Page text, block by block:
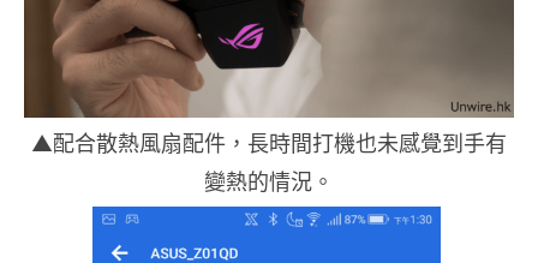
▲配合散熱風扇配件，長時間打機也未感覺到手有
變熱的情況。